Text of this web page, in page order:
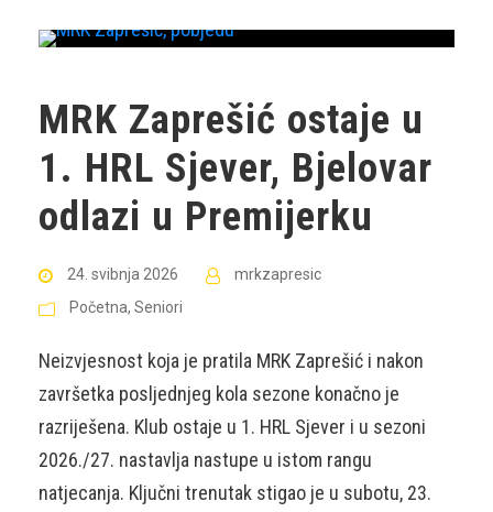
MRK Zaprešić ostaje u
1. HRL Sjever, Bjelovar
odlazi u Premijerku
24. svibnja 2026
mrkzapresic
Početna, Seniori
Neizvjesnost koja je pratila MRK Zaprešić i nakon
završetka posljednjeg kola sezone konačno je
razriješena. Klub ostaje u 1. HRL Sjever i u sezoni
2026./27. nastavlja nastupe u istom rangu
natjecanja. Ključni trenutak stigao je u subotu, 23.